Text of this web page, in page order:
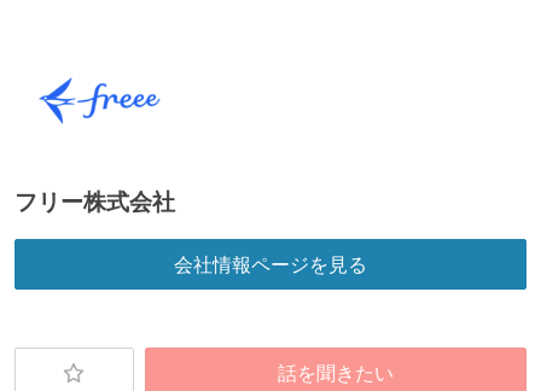
る
1ヶ月以下の短い期間でのイテレーション開発を実践
している
デイリーでスタンドアップミーティング、またはそれ
に準じるチーム内の打ち合わせを行っている
かえりミーティングを行っている
フリー株式会社
会社情報ページを見る
話を聞きたい